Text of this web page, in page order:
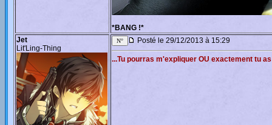
*BANG !*
Jet
Lit'Ling-Thing
Posté le 29/12/2013 à 15:29
...Tu pourras m'expliquer OU exactement tu